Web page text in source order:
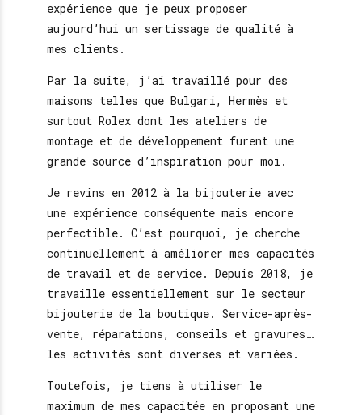
expérience que je peux proposer
aujourd’hui un sertissage de qualité à
mes clients.
Par la suite, j’ai travaillé pour des
maisons telles que Bulgari, Hermès et
surtout Rolex dont les ateliers de
montage et de développement furent une
grande source d’inspiration pour moi.
Je revins en 2012 à la bijouterie avec
une expérience conséquente mais encore
perfectible. C’est pourquoi, je cherche
continuellement à améliorer mes capacités
de travail et de service. Depuis 2018, je
travaille essentiellement sur le secteur
bijouterie de la boutique. Service-après-
vente, réparations, conseils et gravures…
les activités sont diverses et variées.
Toutefois, je tiens à utiliser le
maximum de mes capacitée en proposant une